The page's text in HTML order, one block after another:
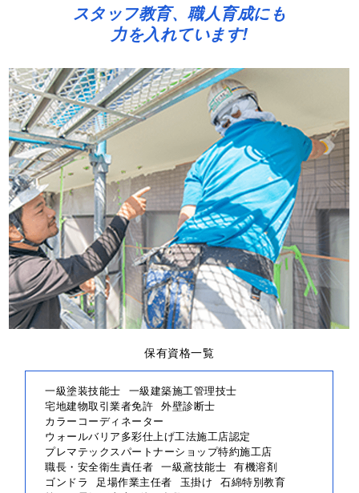
スタッフ教育、職人育成にも
力を入れています!
保有資格一覧
一級塗装技能士 一級建築施工管理技士
宅地建物取引業者免許 外壁診断士
カラーコーディネーター
ウォールバリア多彩仕上げ工法施工店認定
プレマテックスパートナーショップ特約施工店
職長・安全衛生責任者 一級鳶技能士 有機溶剤
ゴンドラ
足場作業主任者 玉掛け 石綿特別教育